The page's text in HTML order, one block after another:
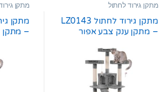
o
f
5
o
f
5
מתקן גירוד לחתול
מתקן גירוד לחתול LZ0143
– מתקן ענק צבע אפור
מתקן
– מתקן